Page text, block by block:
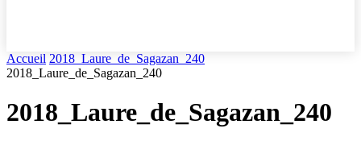
Accueil 2018_Laure_de_Sagazan_240
2018_Laure_de_Sagazan_240
2018_Laure_de_Sagazan_240